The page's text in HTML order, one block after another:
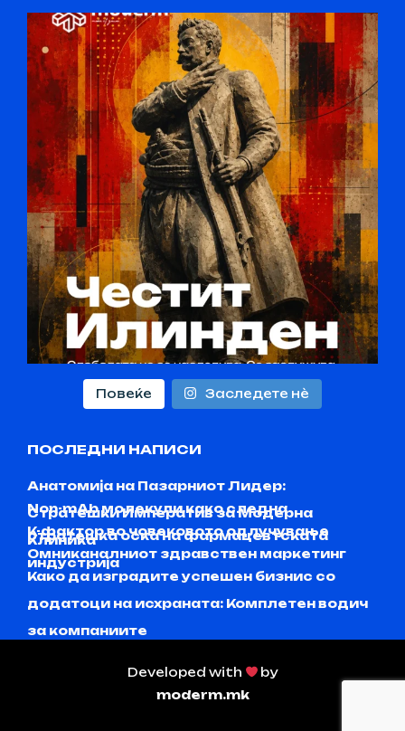
Повеќе Заследете нѐ
ПОСЛЕДНИ НАПИСИ
Анатомија на Пазарниот Лидер:
Стратешки Императив за Модерна
Клиника
Non-mAb молекули како следна
стратешка оска на фармацевтската
индустрија
K-фактор во човековото одлучување
Омниканалниот здравствен маркетинг
Како да изградите успешен бизнис со
додатоци на исхраната: Комплетен водич
за компаниите
Developed with
by
moderm.mk